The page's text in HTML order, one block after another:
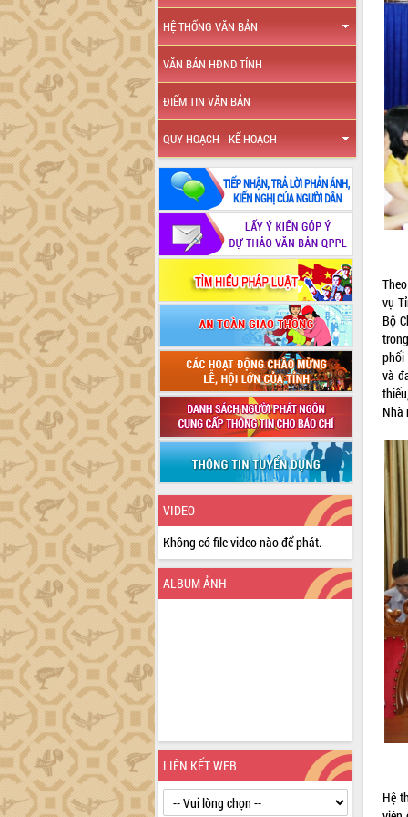
HỆ THỐNG VĂN BẢN
VĂN BẢN HĐND TỈNH
ĐIỂM TIN VĂN BẢN
QUY HOẠCH - KẾ HOẠCH
VIDEO
Không có file video nào để phát.
ALBUM ẢNH
LIÊN KẾT WEB
vụ
Bộ
phối
và
Nhà
Hệ